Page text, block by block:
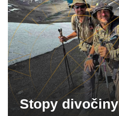
Stopy divočiny